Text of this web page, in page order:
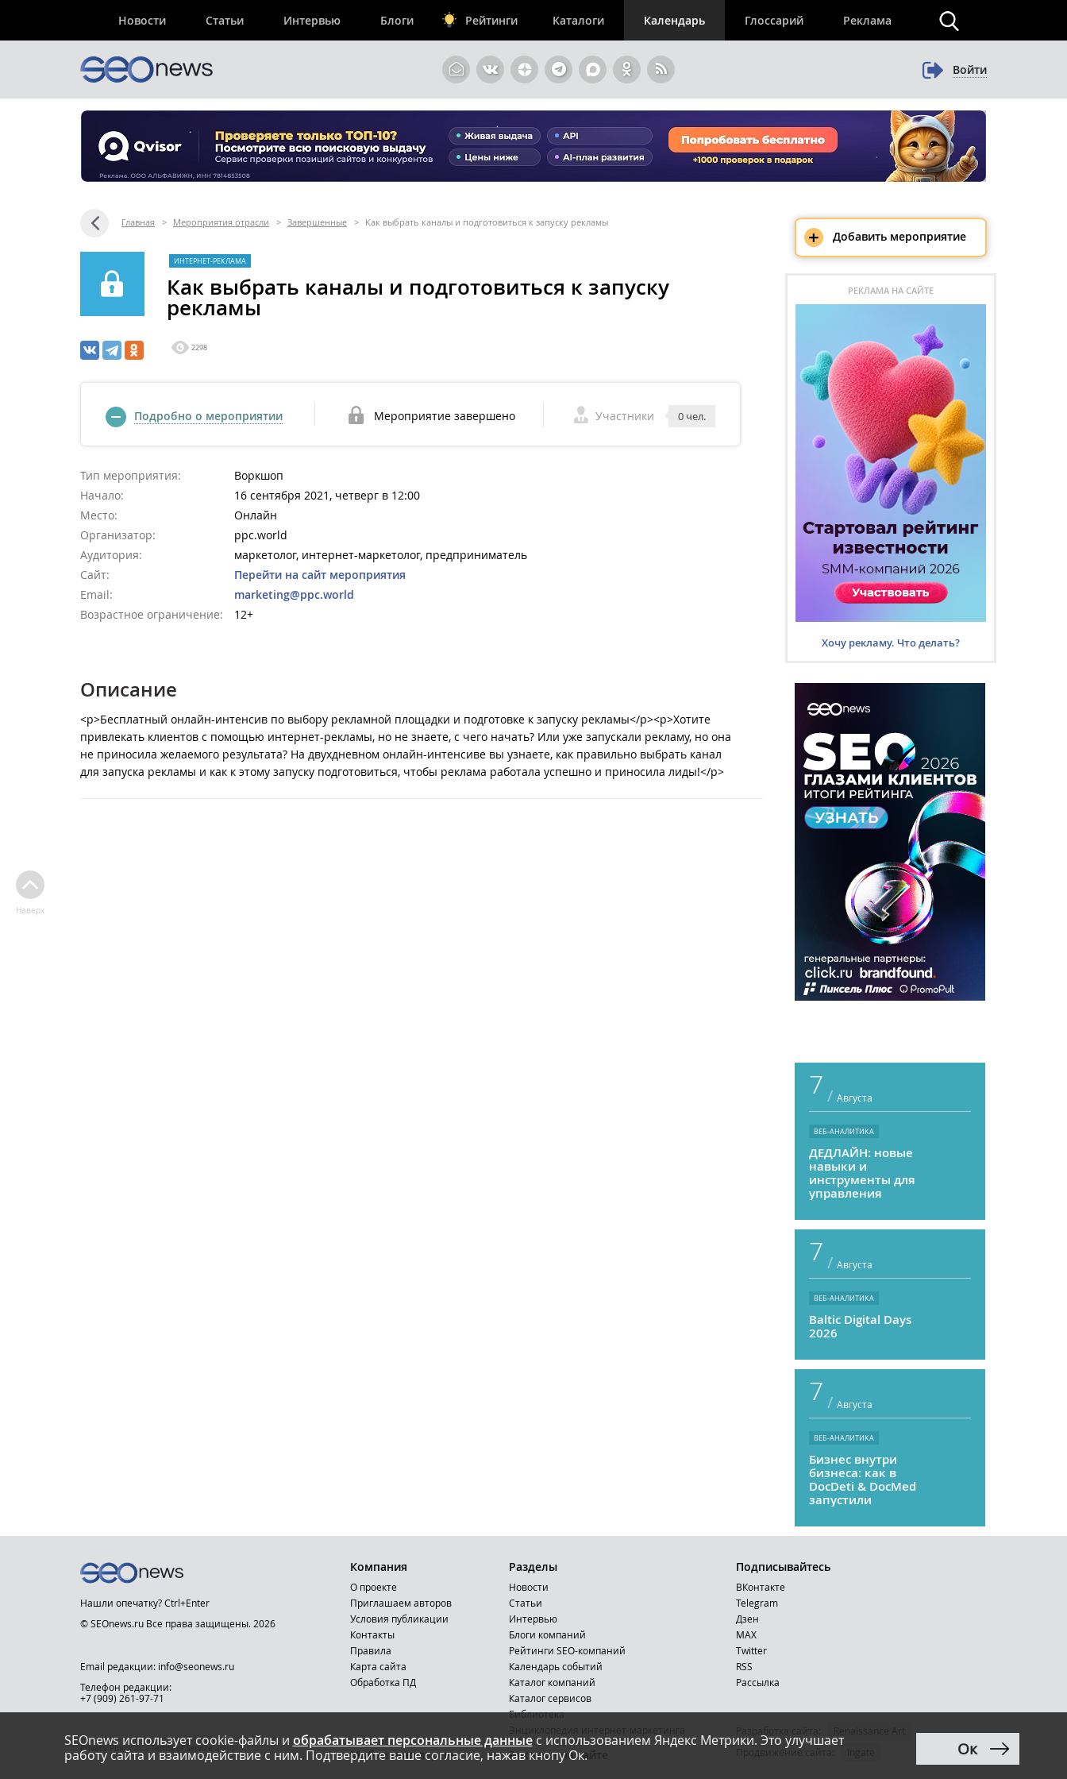
Новости Статьи Интервью Блоги Рейтинги Каталоги Календарь Глоссарий Реклама
Войти
Главная > Мероприятия отрасли > Завершенные > Как выбрать каналы и подготовиться к запуску рекламы
ИНТЕРНЕТ-РЕКЛАМА
Как выбрать каналы и подготовиться к запуску
рекламы
2298
Подробно о мероприятии Мероприятие завершено Участники 0 чел.
Тип мероприятия:
Воркшоп
Начало:
16 сентября 2021, четверг в 12:00
Место:
Онлайн
Организатор:
ppc.world
Аудитория:
маркетолог, интернет-маркетолог, предприниматель
Сайт:
Перейти на сайт мероприятия
Email:
marketing@ppc.world
Возрастное ограничение:
12+
Описание
<p>Бесплатный онлайн-интенсив по выбору рекламной площадки и подготовке к запуску рекламы</p><p>Хотите
привлекать клиентов с помощью интернет-рекламы, но не знаете, с чего начать? Или уже запускали рекламу, но она
не приносила желаемого результата? На двухдневном онлайн-интенсиве вы узнаете, как правильно выбрать канал
для запуска рекламы и как к этому запуску подготовиться, чтобы реклама работала успешно и приносила лиды!</p>
Наверх
+ Добавить мероприятие
РЕКЛАМА НА САЙТЕ
Хочу рекламу. Что делать?
7 / Августа
ВЕБ-АНАЛИТИКА
ДЕДЛАЙН: новые
навыки и
инструменты для
управления
7 / Августа
ВЕБ-АНАЛИТИКА
Baltic Digital Days
2026
7 / Августа
ВЕБ-АНАЛИТИКА
Бизнес внутри
бизнеса: как в
DocDeti & DocMed
запустили
как стартап
SEOnews использует cookie-файлы и обрабатывает персональные данныес использованием Яндекс Метрики. Это улучшает
работу сайта и взаимодействие с ним. Подтвердите ваше согласие, нажав кнопу Ок.
Ок
Нашли опечатку? Ctrl+Enter
© SEOnews.ru Все права защищены. 2026
Email редакции: info@seonews.ru
Телефон редакции:
+7 (909) 261-97-71
This site is protected by reCAPTCHA and the Google
Privacy Policyand Terms of Serviceapply.
Компания
О проекте
Приглашаем авторов
Условия публикации
Контакты
Правила
Карта сайта
Обработка ПД
Мобильная версия
Разделы
Новости
Статьи
Интервью
Блоги компаний
Рейтинги SEO-компаний
Календарь событий
Каталог компаний
Каталог сервисов
Библиотека
Реклама на сайте
Подписывайтесь
ВКонтакте
Telegram
Дзен
MAX
Тwitter
RSS
Рассылка
Продвижение сайта
12+